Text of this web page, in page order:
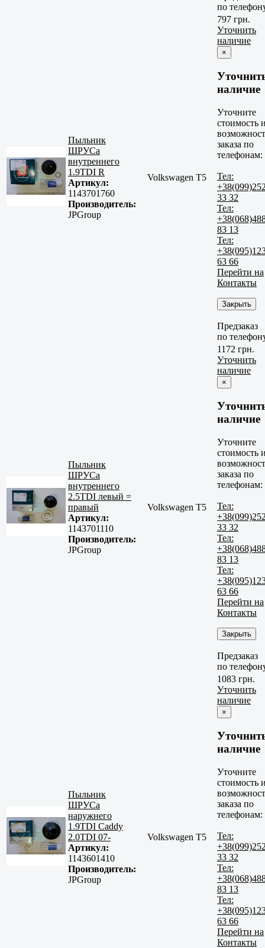
по
Пыльник
ШРУСа
внутреннего
1.9TDI R
Артикул:
1143701760
Производитель:
JPGroup
Volkswagen T5
797 грн.
Уточнить
наличие
×
наличие
Уточните
стоимость
заказа по
телефонам:
Тел:
33 32
Тел:
83 13
Тел:
63 66
Перейти на
Контакты
Закрыть
Предзаказ
по
Пыльник
ШРУСа
внутреннего
2.5TDI левый =
правый
Артикул:
1143701110
Производитель:
JPGroup
Volkswagen T5
1172 грн.
Уточнить
наличие
×
наличие
Уточните
стоимость
заказа по
телефонам:
Тел:
33 32
Тел:
83 13
Тел:
63 66
Перейти на
Контакты
Закрыть
Предзаказ
по
Пыльник
ШРУСа
наружнего
1.9TDI Caddy
2.0TDI 07-
Артикул:
1143601410
Производитель:
JPGroup
Volkswagen T5
1083 грн.
Уточнить
наличие
×
наличие
Уточните
стоимость
заказа по
телефонам:
Тел:
33 32
Тел:
83 13
Тел:
63 66
Перейти на
Контакты